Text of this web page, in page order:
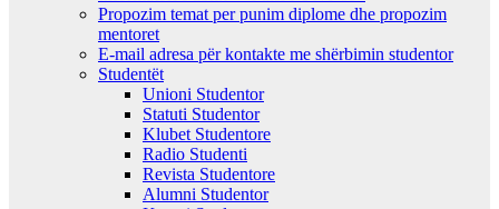
Propozim temat per punim diplome dhe propozim
mentoret
E-mail adresa për kontakte me shërbimin studentor
Studentët
Unioni Studentor
Statuti Studentor
Klubet Studentore
Radio Studenti
Revista Studentore
Alumni Studentor